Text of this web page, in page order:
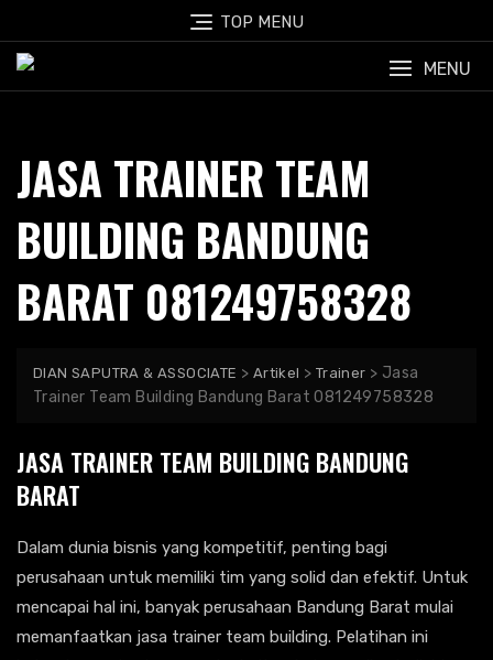
to
content
TOP MENU
MENU
JASA TRAINER TEAM
BUILDING BANDUNG
BARAT 081249758328
DIAN SAPUTRA & ASSOCIATE > Artikel > Trainer > Jasa
Trainer Team Building Bandung Barat 081249758328
JASA TRAINER TEAM BUILDING BANDUNG
BARAT
Dalam dunia bisnis yang kompetitif, penting bagi
perusahaan untuk memiliki tim yang solid dan efektif. Untuk
mencapai hal ini, banyak perusahaan Bandung Barat mulai
memanfaatkan jasa trainer team building. Pelatihan ini